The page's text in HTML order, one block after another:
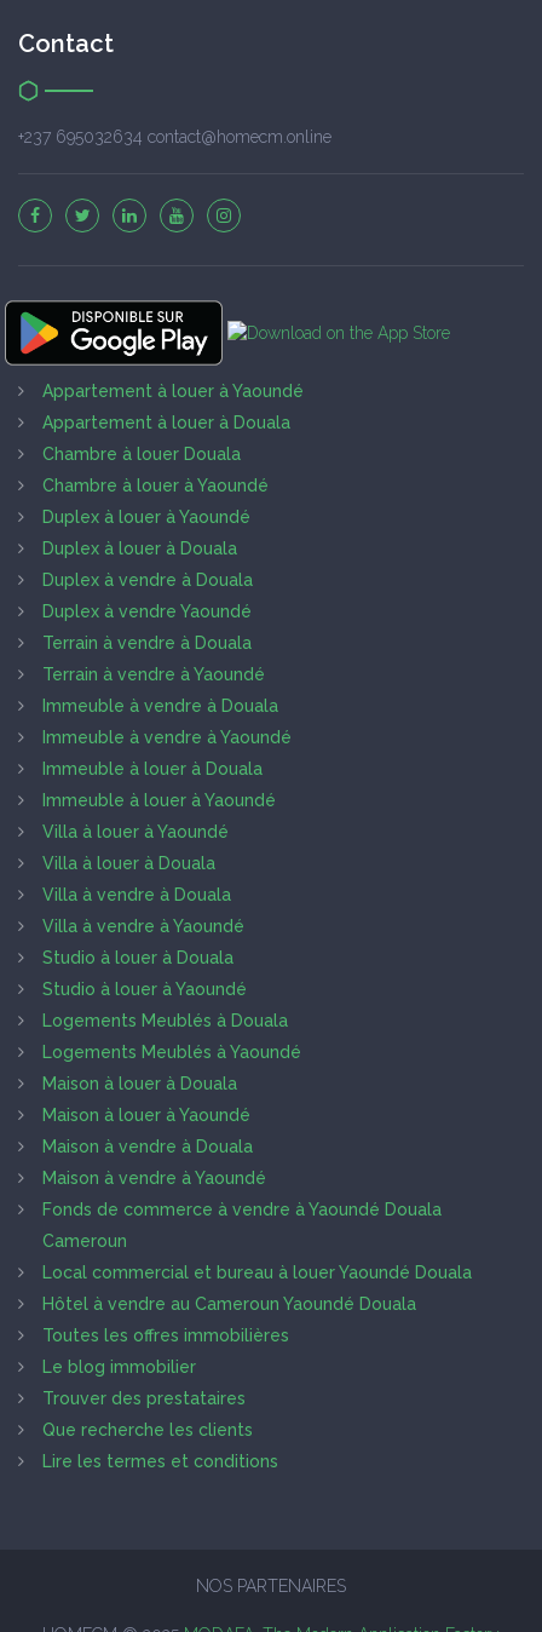
Contact
+237 695032634 contact@homecm.online
Appartement à louer à Yaoundé
Appartement à louer à Douala
Chambre à louer Douala
Chambre à louer à Yaoundé
Duplex à louer à Yaoundé
Duplex à louer à Douala
Duplex à vendre à Douala
Duplex à vendre Yaoundé
Terrain à vendre à Douala
Terrain à vendre à Yaoundé
Immeuble à vendre à Douala
Immeuble à vendre à Yaoundé
Immeuble à louer à Douala
Immeuble à louer à Yaoundé
Villa à louer à Yaoundé
Villa à louer à Douala
Villa à vendre à Douala
Villa à vendre à Yaoundé
Studio à louer à Douala
Studio à louer à Yaoundé
Logements Meublés à Douala
Logements Meublés à Yaoundé
Maison à louer à Douala
Maison à louer à Yaoundé
Maison à vendre à Douala
Maison à vendre à Yaoundé
Fonds de commerce à vendre à Yaoundé Douala
Cameroun
Local commercial et bureau à louer Yaoundé Douala
Hôtel à vendre au Cameroun Yaoundé Douala
Toutes les offres immobilières
Le blog immobilier
Trouver des prestataires
Que recherche les clients
Lire les termes et conditions
NOS PARTENAIRES